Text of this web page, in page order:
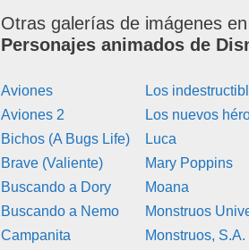
Otras galerías de imágenes
Personajes animados de
Aviones
Aviones 2
Bichos (A Bugs Life)
Brave (Valiente)
Buscando a Dory
Buscando a Nemo
Campanita
Los
Los nuevos
Luca
Mary Poppins
Moana
Monstruos
Monstruos, S.A.